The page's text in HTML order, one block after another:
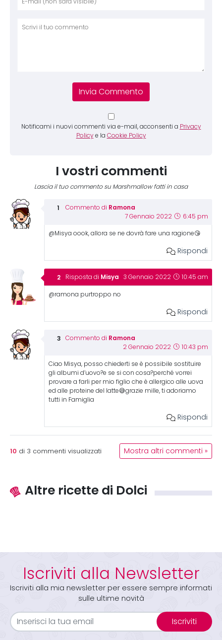
Notificami i nuovi commenti via e-mail, acconsenti a Privacy
Policy e la Cookie Policy
I vostri commenti
Lascia il tuo commento su Marshmallow fatti in casa
Commento di Ramona
7 Gennaio 2022 6:45 pm
@Misya oook, allora se ne dovrà fare una ragione😘
Rispondi
Risposta di Misya 3 Gennaio 2022 10:45 am
@ramona purtroppo no
Rispondi
Commento di Ramona
2 Gennaio 2022 10:43 pm
Ciao Misya, posso chiederti se è possibile sostituire
gli albumi d’uovo?e se si con cosa?perché vorrei
provare a farli per mio figlio che è allergico alle uova
ed alle proteine del latte😅grazie mille, ti adoriamo
tutti in Famiglia
Rispondi
10 di 3 commenti visualizzati Mostra altri commenti »
Altre ricette di Dolci
Iscriviti alla Newsletter
Iscriviti alla mia newsletter per essere sempre informati
sulle ultime novità
Iscriviti